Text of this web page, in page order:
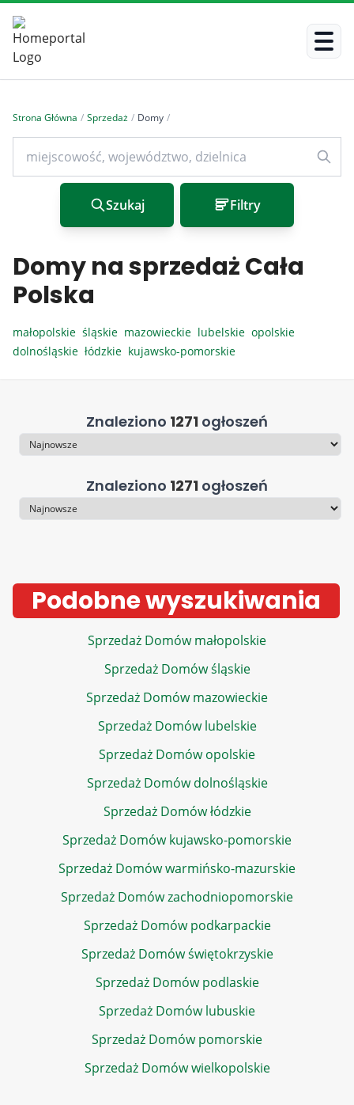
Strona Główna / Sprzedaż / Domy /
Szukaj Filtry
Domy na sprzedaż Cała
Polska
małopolskie śląskie mazowieckie lubelskie opolskie
dolnośląskie łódzkie kujawsko-pomorskie
Znaleziono 1271 ogłoszeń
Sortowanie
Znaleziono 1271 ogłoszeń
Sortowanie
Podobne wyszukiwania
Sprzedaż Domów małopolskie
Sprzedaż Domów śląskie
Sprzedaż Domów mazowieckie
Sprzedaż Domów lubelskie
Sprzedaż Domów opolskie
Sprzedaż Domów dolnośląskie
Sprzedaż Domów łódzkie
Sprzedaż Domów kujawsko-pomorskie
Sprzedaż Domów warmińsko-mazurskie
Sprzedaż Domów zachodniopomorskie
Sprzedaż Domów podkarpackie
Sprzedaż Domów świętokrzyskie
Sprzedaż Domów podlaskie
Sprzedaż Domów lubuskie
Sprzedaż Domów pomorskie
Sprzedaż Domów wielkopolskie